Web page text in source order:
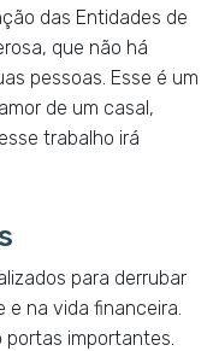
das Entidades de
que não há
pessoas. Esse é um
de um casal,
trabalho irá
para derrubar
e na vida financeira.
importantes.